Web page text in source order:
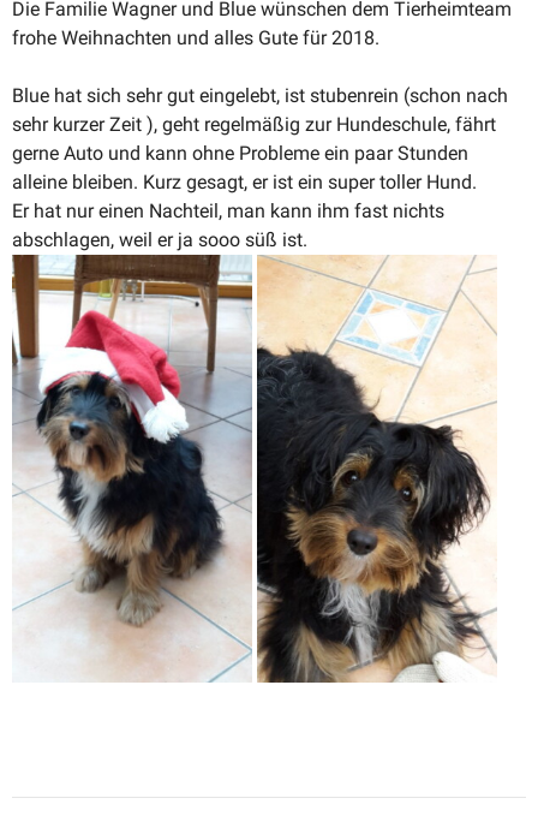
Die Familie Wagner und Blue wünschen dem Tierheimteam
frohe Weihnachten und alles Gute für 2018.
Blue hat sich sehr gut eingelebt, ist stubenrein (schon nach
sehr kurzer Zeit ), geht regel­mäßig zur Hunde­schule, fährt
gerne Auto und kann ohne Probleme ein paar Stunden
alleine bleiben. Kurz gesagt, er ist ein super toller Hund.
Er hat nur einen Nachteil, man kann ihm fast nichts
abschlagen, weil er ja sooo süß ist.